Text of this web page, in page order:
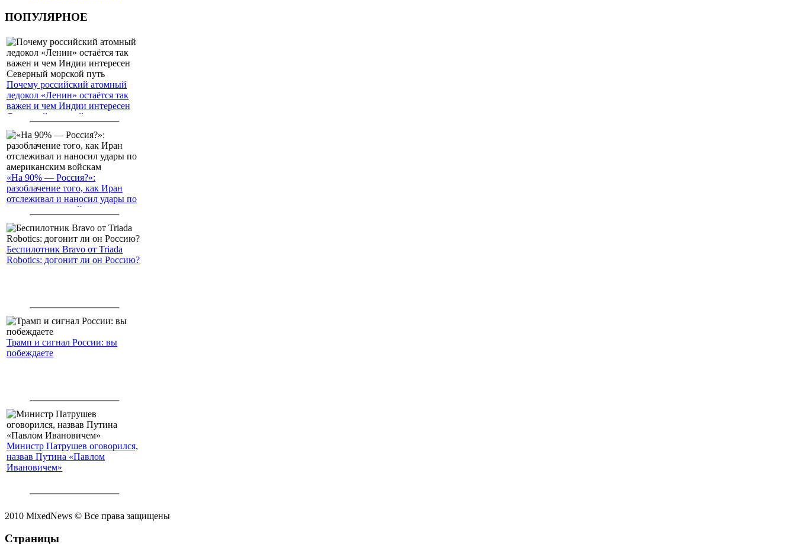
ПОПУЛЯРНОЕ
Почему российский атомный
ледокол «Ленин» остаётся так
важен и чем Индии интересен
Северный морской путь
«На 90% — Россия?»:
разоблачение того, как Иран
отслеживал и наносил удары по
американским войскам
Беспилотник Bravo от Triada
Robotics: догонит ли он Россию?
Трамп и сигнал России: вы
побеждаете
Министр Патрушев оговорился,
назвав Путина «Павлом
Ивановичем»
2010 MixedNews © Все права защищены
Страницы